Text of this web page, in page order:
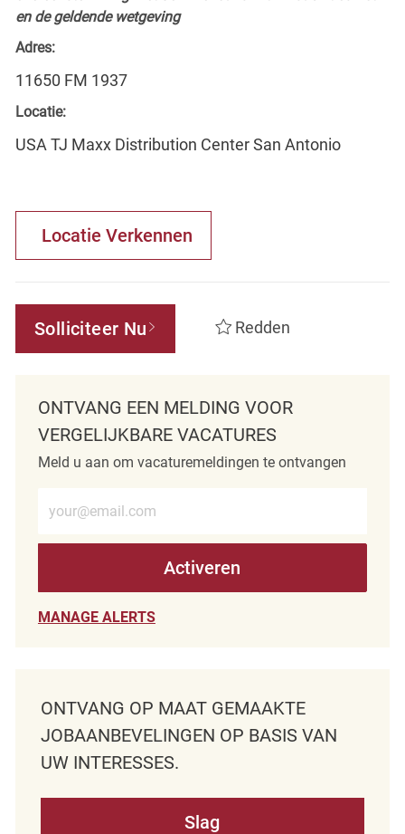
en de geldende wetgeving
Adres:
11650 FM 1937
Locatie:
USA TJ Maxx Distribution Center San Antonio
Locatie Verkennen
Solliciteer Nu Redden
ONTVANG EEN MELDING VOOR
VERGELIJKBARE VACATURES
Meld u aan om vacaturemeldingen te ontvangen
Activeren
MANAGE ALERTS
ONTVANG OP MAAT GEMAAKTE
JOBAANBEVELINGEN OP BASIS VAN
UW INTERESSES.
Slag